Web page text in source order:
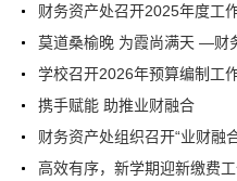
财务资产处召开2025年度工
莫道桑榆晚 为霞尚满天 —财务
学校召开2026年预算编制工
携手赋能 助推业财融合
财务资产处组织召开“业财融
高效有序，新学期迎新缴费